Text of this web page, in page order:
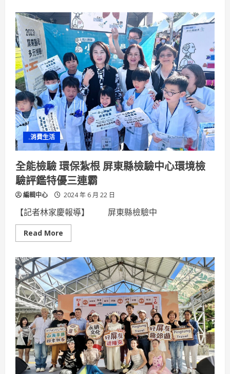
東
3D
旅
遊
嘉
年
華
登
場
暢
遊
屏
東
「超
遊
感」
.消費生活
全能檢驗 環保紮根 屏東縣檢驗中心環境檢
驗評鑑特優三連霸
編輯中心 2024 年 6 月 22 日
【記者林家慶報導】 屏東縣檢驗中
Read More
more
能
檢
驗
環
保
紮
屏
東
縣
檢
驗
中
心
環
境